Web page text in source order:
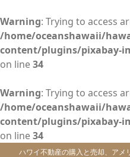
Warning: Trying to access
/home/oceanshawaii/
content/plugins/pixabay-
on line34
Warning: Trying to access
/home/oceanshawaii/
content/plugins/pixabay-
on line34
ハワイ不動産の購入と売却、アメ